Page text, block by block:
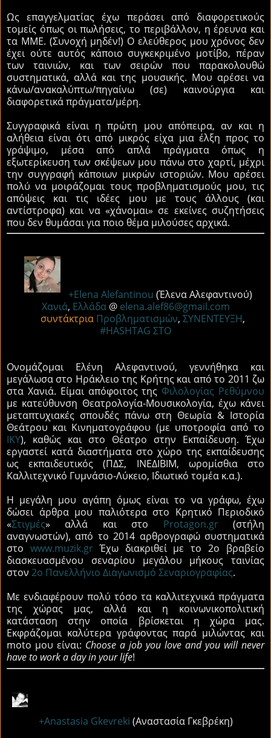
Ως επαγγελματίας έχω περάσει από διαφορετικούς
τομείς όπως οι πωλήσεις, το περιβάλλον, η έρευνα και
τα MME. (Συνοχή μηδέν!) Ο ελεύθερος μου χρόνος δεν
έχει ούτε αυτός κάποιο συγκεκριμένο μοτίβο, πέραν
των ταινιών, και των σειρών που παρακολουθώ
συστηματικά, αλλά και της μουσικής. Μου αρέσει να
κάνω/ανακαλύπτω/πηγαίνω (σε) καινούργια και
διαφορετικά πράγματα/μέρη.
Συγγραφικά είναι η πρώτη μου απόπειρα, αν και η
αλήθεια είναι ότι από μικρός είχα μια έλξη προς το
γράψιμο, μέσα από απλά πράγματα όπως η
εξωτερίκευση των σκέψεων μου πάνω στο χαρτί, μέχρι
την συγγραφή κάποιων μικρών ιστοριών. Μου αρέσει
πολύ να μοιράζομαι τους προβληματισμούς μου, τις
απόψεις και τις ιδέες μου με τους άλλους (και
αντίστροφα) και να «χάνομαι» σε εκείνες συζητήσεις
που δεν θυμάσαι για ποιο θέμα μιλούσες αρχικά.
+Elena Alefantinou (Έλενα Αλεφαντινού)
Χανιά, Ελλάδα @ elena.alef86@gmail.com
συντάκτρια Προβληματισμών, ΣΥΝΕΝΤΕΥΞΗ,
#HASHTAG ΣΤΟ
Ονομάζομαι Ελένη Αλεφαντινού, γεννήθηκα και
μεγάλωσα στο Ηράκλειο της Κρήτης και από το 2011 ζω
στα Χανιά. Είμαι απόφοιτος της Φιλολογίας Ρεθύμνου
με κατεύθυνση Θεατρολογία-Μουσικολογία, έχω κάνει
μεταπτυχιακές σπουδές πάνω στη Θεωρία & Ιστορία
Θεάτρου και Κινηματογράφου (με υποτροφία από το
ΙΚΥ), καθώς και στο Θέατρο στην Εκπαίδευση. Έχω
εργαστεί κατά διαστήματα στο χώρο της εκπαίδευσης
ως εκπαιδευτικός (ΠΔΣ, ΙΝΕΔΙΒΙΜ, ωρομίσθια στο
Καλλιτεχνικό Γυμνάσιο-Λύκειο, Ιδιωτικό τομέα κ.α.).
Η μεγάλη μου αγάπη όμως είναι το να γράφω, έχω
δώσει άρθρα μου παλιότερα στο Κρητικό Περιοδικό
«Στιγμές» αλλά και στο Protagon.gr(στήλη
αναγνωστών), από το 2014 αρθρογραφώ συστηματικά
στο www.muzik.grΈχω διακριθεί με το 2ο βραβείο
διασκευασμένου σεναρίου μεγάλου μήκους ταινίας
στον 2ο Πανελλήνιο Διαγωνισμό Σεναριογραφίας.
Με ενδιαφέρουν πολύ τόσο τα καλλιτεχνικά πράγματα
της χώρας μας, αλλά και η κοινωνικοπολιτική
κατάσταση στην οποία βρίσκεται η χώρα μας.
Εκφράζομαι καλύτερα γράφοντας παρά μιλώντας και
moto μου είναι: Choose a job you love and you will never
have to work a day in your life!
+Anastasia Gkevreki (Αναστασία Γκεβρέκη)